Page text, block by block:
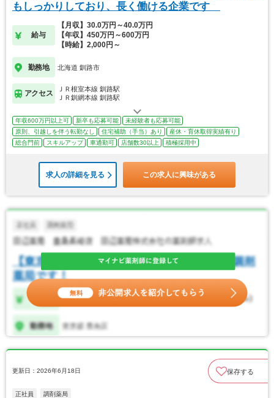
もしっかりしており、長く働ける企業です
給与
【月収】30.0万円～40.0万円
【年収】450万円～600万円
【時給】2,000円～
勤務地 北海道 釧路市
アクセス
ＪＲ根室本線 釧路駅
ＪＲ釧網本線 釧路駅
年収600万円以上可 新卒も応募可能
未経験者も応募可能
原則、引越しを伴う転勤なし
住宅補助（手当）あり
産休・育休取得実績有り
総合門前
スキルアップ 車通勤可 店舗数30以上 積極採用中
求人の詳細を見る この求人に興味がある
更新日：2026年6月18日 保存する
正社員 調剤薬局